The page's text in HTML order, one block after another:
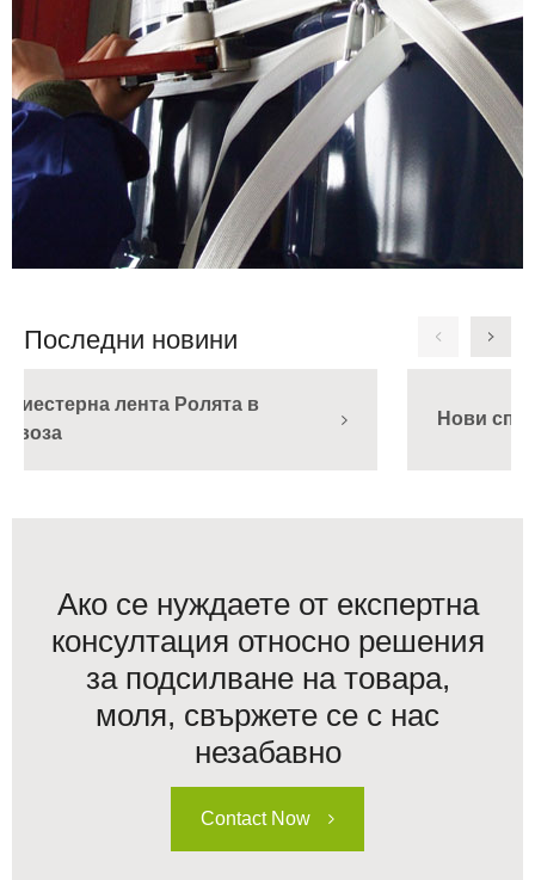
Последни новини
Нови спецификационни продукти
Ако се нуждаете от експертна
консултация относно решения
за подсилване на товара,
моля, свържете се с нас
незабавно
Contact Now